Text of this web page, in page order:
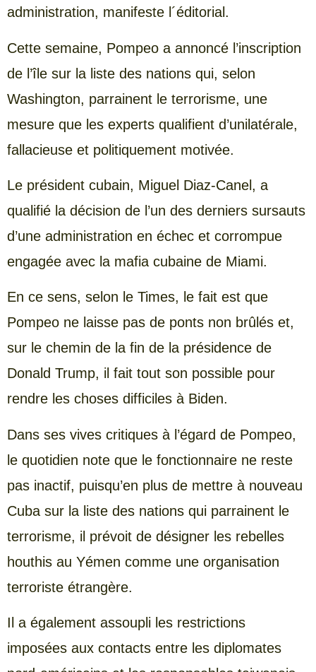
administration, manifeste l´éditorial.
Cette semaine, Pompeo a annoncé l’inscription
de l’île sur la liste des nations qui, selon
Washington, parrainent le terrorisme, une
mesure que les experts qualifient d’unilatérale,
fallacieuse et politiquement motivée.
Le président cubain, Miguel Diaz-Canel, a
qualifié la décision de l’un des derniers sursauts
d’une administration en échec et corrompue
engagée avec la mafia cubaine de Miami.
En ce sens, selon le Times, le fait est que
Pompeo ne laisse pas de ponts non brûlés et,
sur le chemin de la fin de la présidence de
Donald Trump, il fait tout son possible pour
rendre les choses difficiles à Biden.
Dans ses vives critiques à l’égard de Pompeo,
le quotidien note que le fonctionnaire ne reste
pas inactif, puisqu’en plus de mettre à nouveau
Cuba sur la liste des nations qui parrainent le
terrorisme, il prévoit de désigner les rebelles
houthis au Yémen comme une organisation
terroriste étrangère.
Il a également assoupli les restrictions
imposées aux contacts entre les diplomates